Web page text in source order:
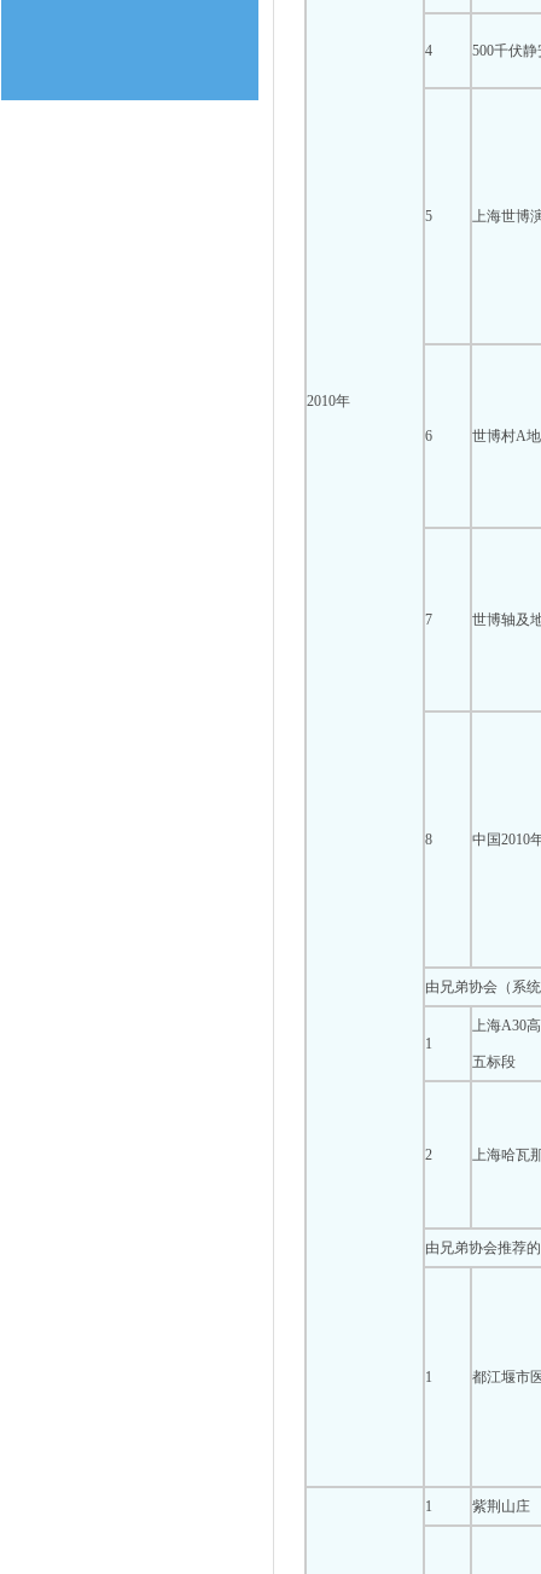
2010年
4 500千伏
5 上海世博
6 世博村A
7 世博轴及
8 中国2010
由兄弟协会（系
1
上海A30
五标段
2 上海哈瓦
由兄弟协会推荐
1 都江堰市
1 紫荆山庄